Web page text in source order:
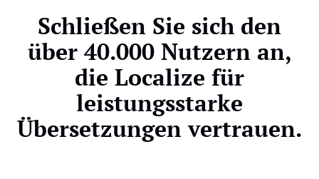
Schließen Sie sich den
über 40.000 Nutzern an,
die Localize für
leistungsstarke
Übersetzungen vertrauen.